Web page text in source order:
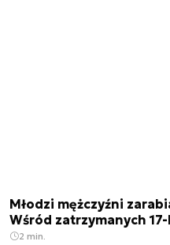
Młodzi mężczyźni
Wśród zatrzymanych
2 min.